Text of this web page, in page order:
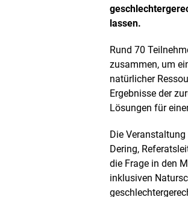
e
i
d
i
n
e
e
r
v
e
r
lassen.
Rund 70
zusammen, um
natürlicher
Ergebnisse der
Lösungen für
Die
Dering,
die Frage in den
inklusiven